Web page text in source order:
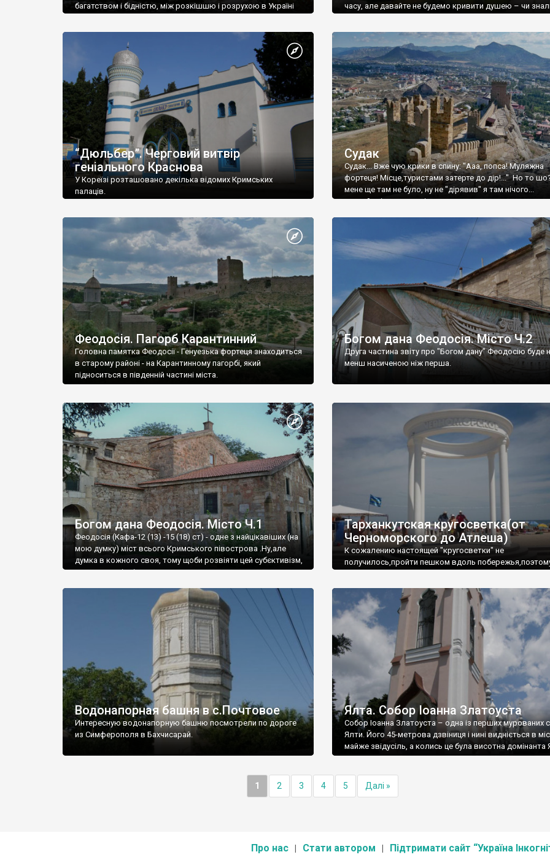
багатством і бідністю, між розкішшю і розрухою в Україні
часу, але давайте не будемо кривити душею – чи
“Дюльбер”. Черговий витвір
геніального Краснова
У Кореїзі розташовано декілька відомих Кримських
палаців.
Судак
Судак... Вже чую крики в спину: "Ааа, попса! Муляжна
фортеця! Місце,туристами затерте до дір!..." Но то
мене ще там не було, ну не "дірявив" я там нічого...
принаймні до цього літа.
Феодосія. Пагорб Карантинний
Головна памятка Феодосії - Генуезька фортеця знаходиться
в старому районі - на Карантинному пагорбі, який
підноситься в південній частині міста.
Богом дана Феодосія. Місто Ч.2
Друга частина звіту про "Богом дану" Феодосію буде
менш насиченою ніж перша.
Богом дана Феодосія. Місто Ч.1
Феодосія (Кафа-12 (13) -15 (18) ст) - одне з найцікавіших (на
мою думку) міст всього Кримського півострова .Ну,але
думка в кожного своя, тому щоби розвіяти цей субєктивізм,
запрошую відвідати це
Тарханкутская кругосветка(от
Черноморского до Атлеша)
К сожалению настоящей "кругосветки" не
получилось,пройти пешком вдоль
Водонапорная башня в с.Почтовое
Интересную водонапорную башню посмотрели по дороге
из Симферополя в Бахчисарай.
Ялта. Собор Іоанна Златоуста
Собор Іоанна Златоуста – одна із перших мурованих
Ялти. Його 45-метрова дзвіниця і нині видніється в
майже звідусіль, а колись це була висотна домінанта
1 2 3 4 5 Далі »
Про нас Стати автором Підтримати сайт “Україна